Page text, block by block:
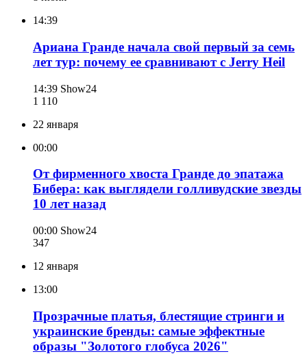
14:39
Ариана Гранде начала свой первый за семь
лет тур: почему ее сравнивают с Jerry Heil
14:39 Show24
1 110
22 января
00:00
От фирменного хвоста Гранде до эпатажа
Бибера: как выглядели голливудские звезды
10 лет назад
00:00 Show24
347
12 января
13:00
Прозрачные платья, блестящие стринги и
украинские бренды: самые эффектные
образы "Золотого глобуса 2026"